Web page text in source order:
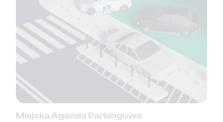
Miejska Agenda Parkingowa